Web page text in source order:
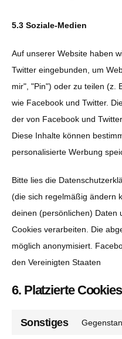
5.3 Soziale-Medien
Auf unserer Website haben
Twitter eingebunden, um
mir", "Pin") oder zu teilen (z.
wie Facebook und Twitter.
der von Facebook und
Diese Inhalte können
personalisierte Werbung
Bitte lies die
(die sich regelmäßig ändern
deinen (persönlichen) Daten
Cookies verarbeiten. Die
möglich anonymisiert.
den Vereinigten Staaten
6. Platzierte Cookies
Sonstiges